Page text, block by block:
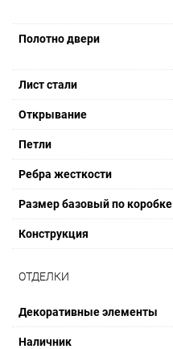
Полотно двери
Лист стали
Открывание
Петли
Ребра жесткости
Размер базовый по коробке
Конструкция
ОТДЕЛКИ
Декоративные элементы
Наличник